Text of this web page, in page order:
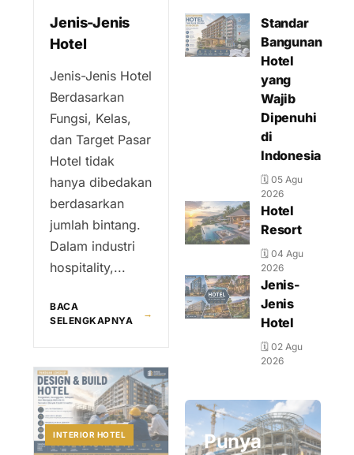
Jenis-Jenis
Hotel
Jenis-Jenis Hotel
Berdasarkan
Fungsi, Kelas,
dan Target Pasar
Hotel tidak
hanya dibedakan
berdasarkan
jumlah bintang.
Dalam industri
hospitality,...
BACA
SELENGKAPNYA
→
INTERIOR HOTEL
Standar
Bangunan
Hotel
yang
Wajib
Dipenuhi
di
Indonesia
🗓 05 Agu
2026
Hotel
Resort
🗓 04 Agu
2026
Jenis-
Jenis
Hotel
🗓 02 Agu
2026
Punya